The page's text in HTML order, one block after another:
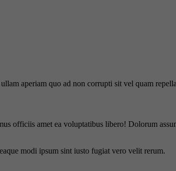
aperiam quo ad non corrupti sit vel quam
officiis amet ea voluptatibus libero! Dolorum
modi ipsum sint iusto fugiat vero velit rerum.